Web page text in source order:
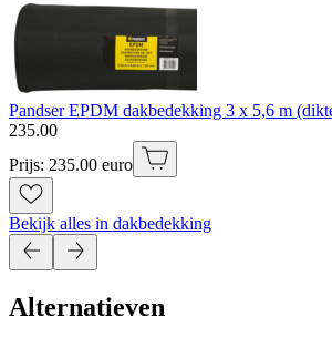
Pandser EPDM dakbedekking 3 x 5,6 m
235.00
Prijs: 235.00 euro
Bekijk alles in dakbedekking
Alternatieven